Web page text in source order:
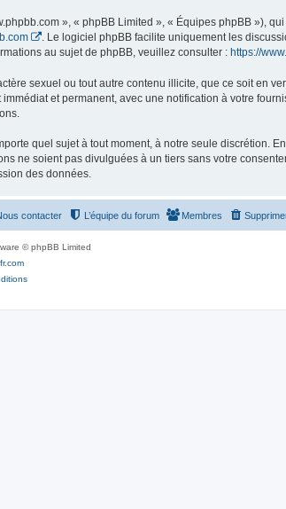
», « phpBB Limited », « Équipes phpBB »),
. Le logiciel phpBB facilite uniquement les
au sujet de phpBB, veuillez consulter : https://
sexuel ou tout autre contenu illicite, que ce soit en
et permanent, avec une notification à votre
quel sujet à tout moment, à notre seule discrétion.
ne soient pas divulguées à un tiers sans votre
des données.
Membres
L’équipe du forum
contacter
© phpBB Limited